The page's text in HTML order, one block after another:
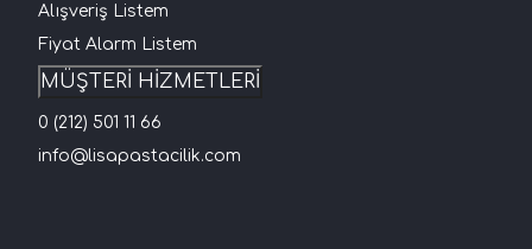
Alışveriş Listem
Fiyat Alarm Listem
MÜŞTERİ HİZMETLERİ
0 (212) 501 11 66
info@lisapastacilik.com